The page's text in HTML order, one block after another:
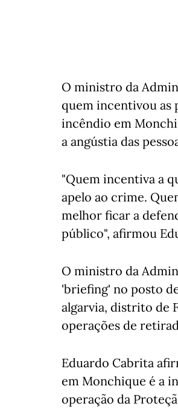
O ministro da
quem incentivou as
incêndio em
a angústia das
"Quem incentiva a
apelo ao crime.
melhor ficar a
público", afirmou
O ministro da
'briefing' no posto
algarvia, distrito de
operações de
Eduardo Cabrita
em Monchique é a
operação da